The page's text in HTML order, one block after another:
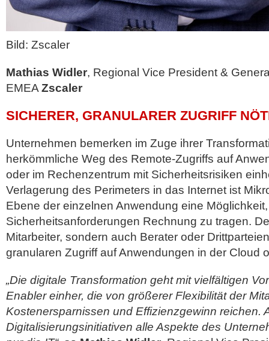
Bild: Zscaler
Mathias Widler, Regional Vice President &
EMEA Zscaler
SICHERER, GRANULARER ZUGRIFF
Unternehmen bemerken im Zuge ihrer
herkömmliche Weg des Remote-Zugriffs auf
oder im Rechenzentrum mit Sicherheitsrisiken
Verlagerung des Perimeters in das Internet ist
Ebene der einzelnen Anwendung eine
Sicherheitsanforderungen Rechnung zu tragen.
Mitarbeiter, sondern auch Berater oder
granularen Zugriff auf Anwendungen in der Cloud
„Die digitale Transformation geht mit vielfältigen
Enabler einher, die von größerer Flexibilität der
Kostenersparnissen und Effizienzgewinn reichen.
Digitalisierungsinitiativen alle Aspekte des